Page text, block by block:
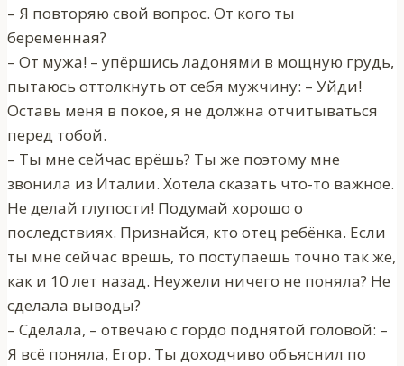
– Я повторяю свой вопрос. От кого ты
беременная?
– От мужа! – упёршись ладонями в мощную грудь,
пытаюсь оттолкнуть от себя мужчину: – Уйди!
Оставь меня в покое, я не должна отчитываться
перед тобой.
– Ты мне сейчас врёшь? Ты же поэтому мне
звонила из Италии. Хотела сказать что-то важное.
Не делай глупости! Подумай хорошо о
последствиях. Признайся, кто отец ребёнка. Если
ты мне сейчас врёшь, то поступаешь точно так же,
как и 10 лет назад. Неужели ничего не поняла? Не
сделала выводы?
– Сделала, – отвечаю с гордо поднятой головой: –
Я всё поняла, Егор. Ты доходчиво объяснил по